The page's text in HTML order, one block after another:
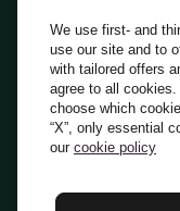
Scopri chi
Domande frequenti
Lavora con noi
Diventa Shopper
Investitori
We use first- and
use our site and to
with tailored offers
agree to all
choose which
“X”, only essential
our cookie policy